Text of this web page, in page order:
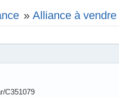
» Alliance à vendre
C351079